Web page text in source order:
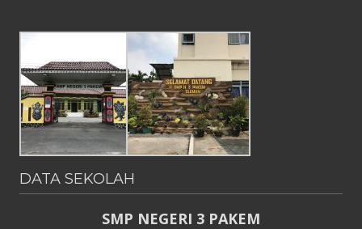
DATA SEKOLAH
SMP NEGERI 3 PAKEM